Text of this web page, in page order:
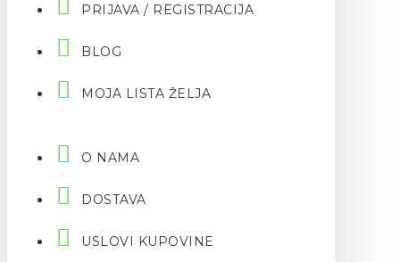
PRIJAVA / REGISTRACIJA
BLOG
MOJA LISTA ŽELJA
O NAMA
DOSTAVA
USLOVI KUPOVINE